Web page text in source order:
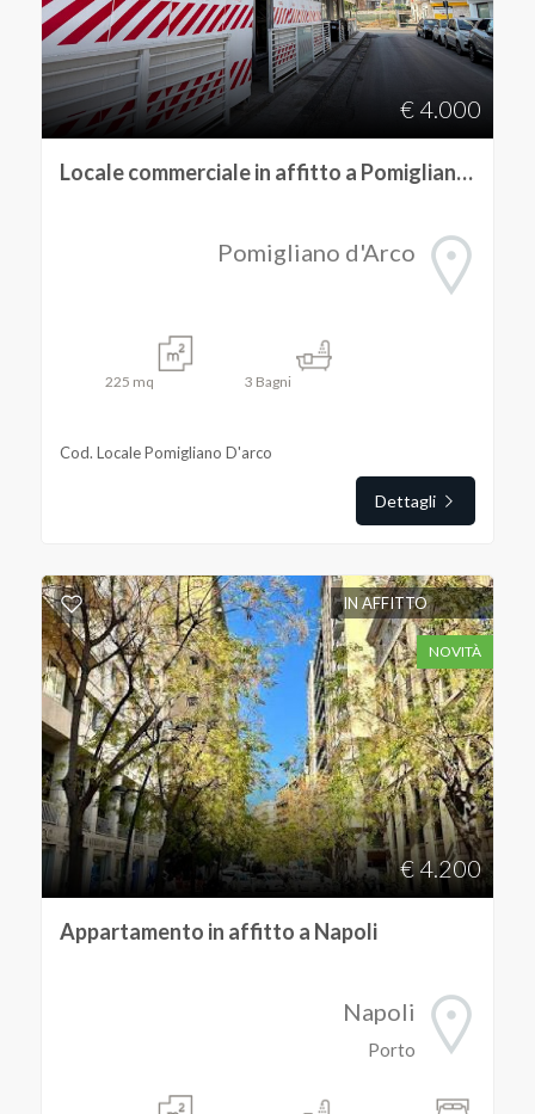
€ 4.000
Locale commerciale in affitto a Pomigliano d'Arco
Pomigliano d'Arco
225 mq 3 Bagni
Cod. Locale Pomigliano D'arco
Dettagli
IN AFFITTO
NOVITÀ
€ 4.200
Appartamento in affitto a Napoli
Napoli
Porto